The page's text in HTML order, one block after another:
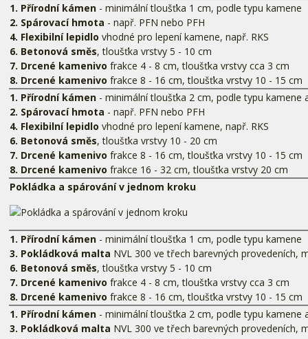
1. Přírodní kámen - minimální tloušťka 1 cm, podle typu kamene
2. Spárovací hmota - např. PFN nebo PFH
4. Flexibilní lepidlo vhodné pro lepení kamene, např. RKS
6. Betonová směs, tloušťka vrstvy 5 - 10 cm
7. Drcené kamenivofrakce 4 - 8 cm, tloušťka vrstvy cca 3 cm
8. Drcené kamenivofrakce 8 - 16 cm, tloušťka vrstvy 10 - 15 cm
1. Přírodní kámen - minimální tloušťka 2 cm, podle typu kamene
2. Spárovací hmota - např. PFN nebo PFH
4. Flexibilní lepidlo vhodné pro lepení kamene, např. RKS
6. Betonová směs, tloušťka vrstvy 10 - 20 cm
7. Drcené kamenivofrakce 8 - 16 cm, tloušťka vrstvy 10 - 15 cm
8. Drcené kamenivofrakce 16 - 32 cm, tloušťka vrstvy 20 cm
Pokládka a spárování v jednom kroku
1. Přírodní kámen - minimální tloušťka 1 cm, podle typu kamene
3. Pokládková malta NVL 300 ve třech barevných provedeních,
6. Betonová směs, tloušťka vrstvy 5 - 10 cm
7. Drcené kamenivofrakce 4 - 8 cm, tloušťka vrstvy cca 3 cm
8. Drcené kamenivofrakce 8 - 16 cm, tloušťka vrstvy 10 - 15 cm
1. Přírodní kámen - minimální tloušťka 2 cm, podle typu kamene
3. Pokládková malta NVL 300 ve třech barevných provedeních,